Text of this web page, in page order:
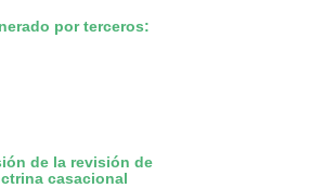
por terceros:
de la revisión de
casacional